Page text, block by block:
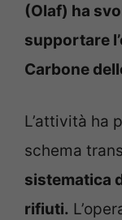
(Olaf) ha
supportare
Carbone
L’attività ha
schema
sistematica
rifiuti.